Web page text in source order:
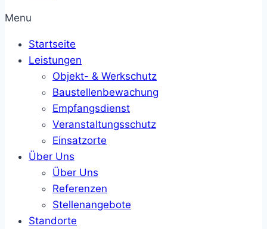
Menu
Startseite
Leistungen
Objekt- & Werkschutz
Baustellenbewachung
Empfangsdienst
Veranstaltungsschutz
Einsatzorte
Über Uns
Über Uns
Referenzen
Stellenangebote
Standorte